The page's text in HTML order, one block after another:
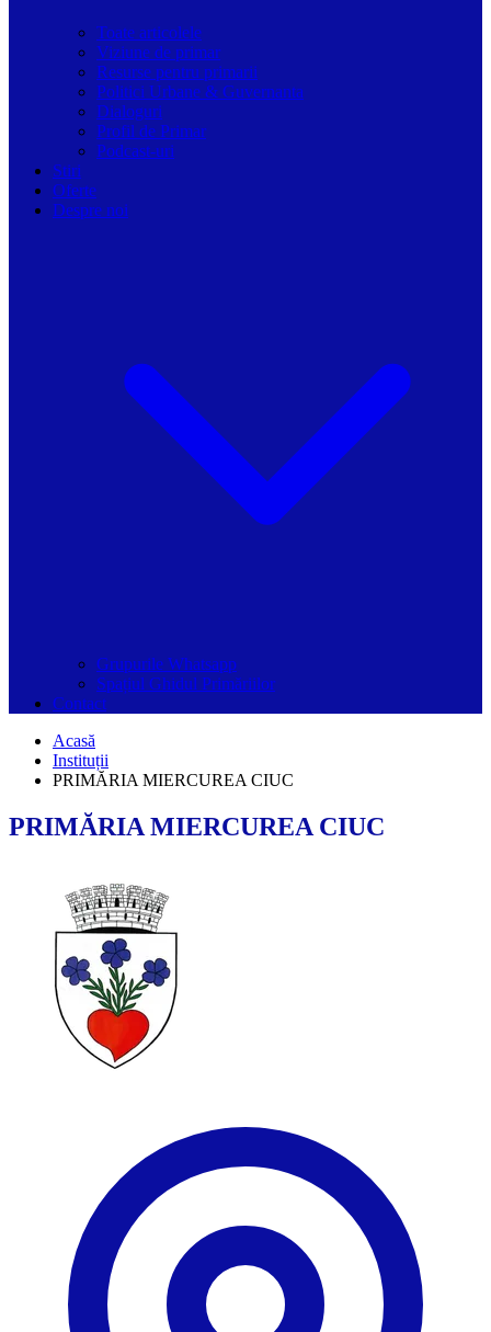
Toate articolele
Viziune de primar
Resurse pentru primarii
Politici Urbane & Guvernanta
Dialoguri
Profil de Primar
Podcast-uri
Stiri
Oferte
Despre noi
Grupurile Whatsapp
Spațiul Ghidul Primăriilor
Contact
Acasă
Instituții
PRIMĂRIA MIERCUREA CIUC
PRIMĂRIA MIERCUREA CIUC